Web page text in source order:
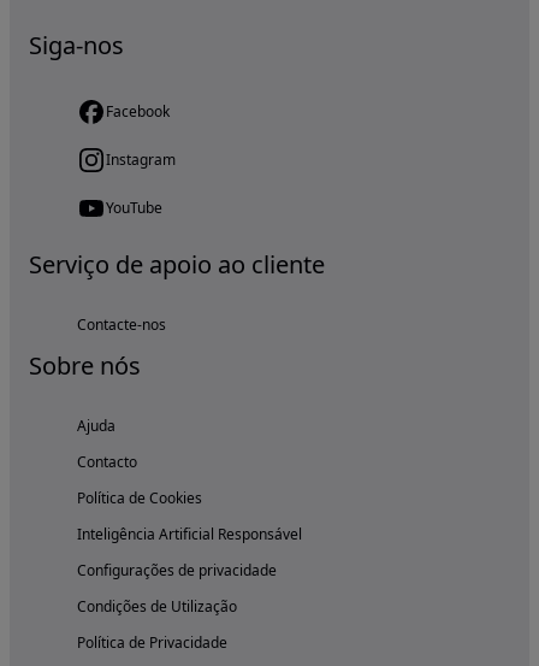
Siga-nos
Facebook
Instagram
YouTube
Serviço de apoio ao cliente
Contacte-nos
Sobre nós
Ajuda
Contacto
Política de Cookies
Inteligência Artificial Responsável
Configurações de privacidade
Condições de Utilização
Política de Privacidade